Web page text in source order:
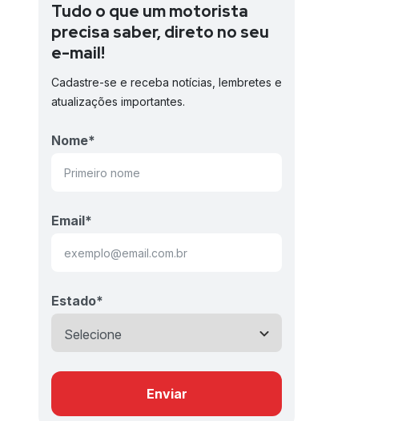
Tudo o que um motorista
precisa saber, direto no seu
e-mail!
Cadastre-se e receba notícias, lembretes e
atualizações importantes.
Nome*
Email*
Estado*
Enviar